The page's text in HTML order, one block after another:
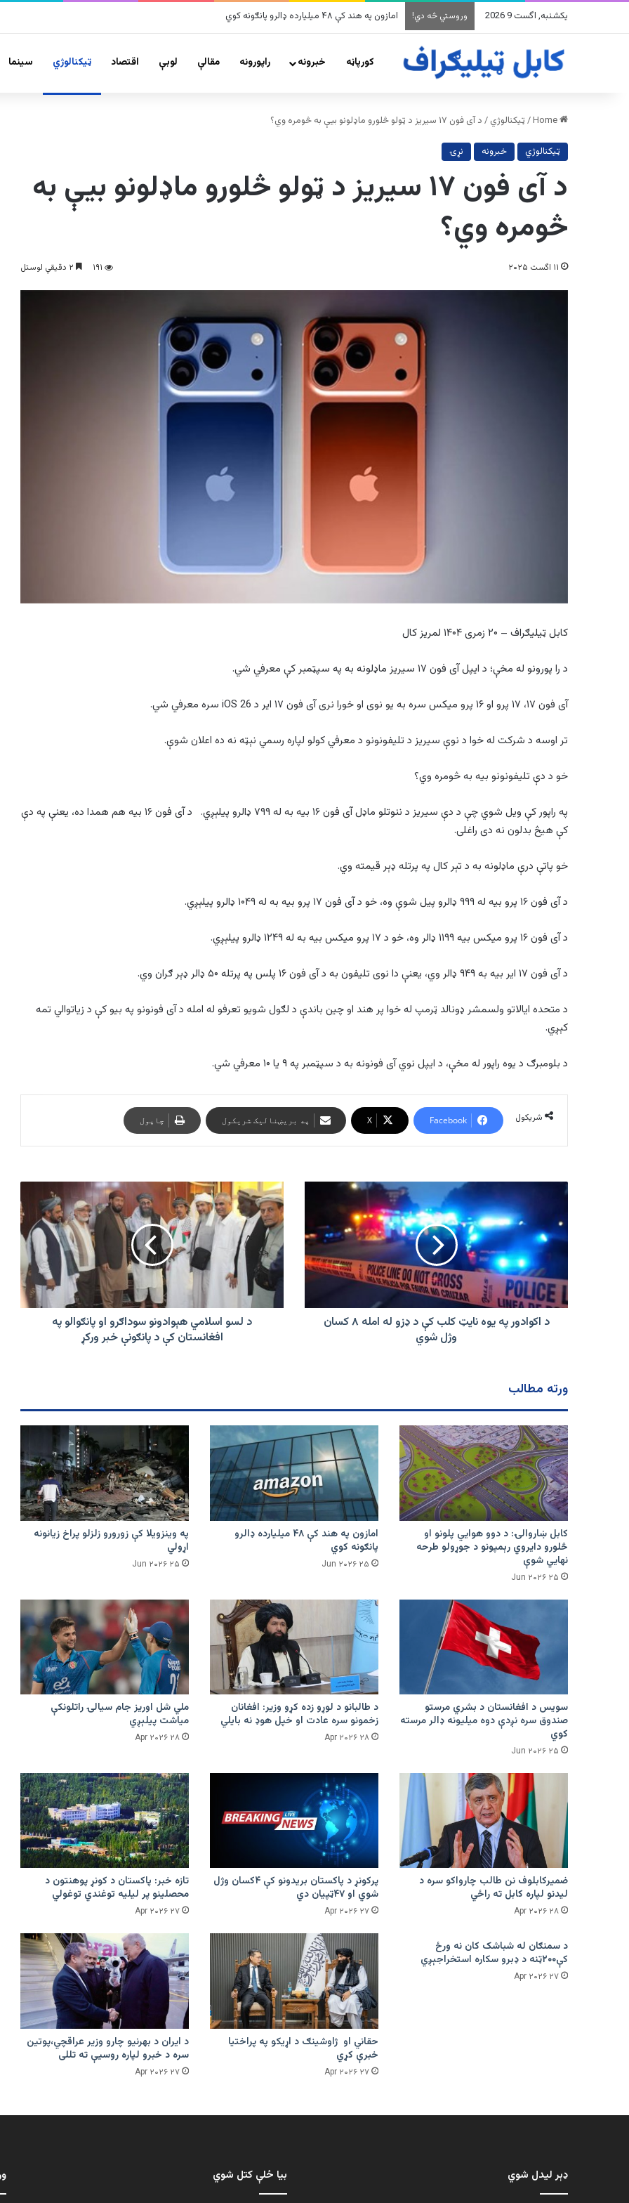
یکشنبه, اگست 9 2026 وروستي څه دي! په وینزویلا کې زورورو زلزلو پراخ زیانونه اړولي
کورپاڼه خبرونه راپورونه مقالې لوبې اقتصاد ټیکنالوژي سينما
/ ټیکنالوژي / د آی فون ۱۷ سیریز د ټولو څلورو ماډلونو بیې به څومره وي؟
ټیکنالوژي خبرونه نړۍ
د آی فون ۱۷ سیریز د ټولو څلورو ماډلونو بیې به
څومره وي؟
۱۱ اگست ۲۰۲۵ ۱۹۱
کابل ټیلیګراف – ۲۰ زمری ۱۴۰۴ لمریز کال
د را پورونو له مخې؛ د ایپل آی فون ۱۷ سیریز ماډلونه به په سپټمبر کې معرفي شي.
آی فون ۱۷، ۱۷ پرو او ۱۶ پرو میکس سره به یو نوی او خورا نری آی فون ۱۷ ایر د iOS 26 سره معرفي شي.
تر اوسه د شرکت له خوا د نوې سیریز د تلیفونونو د معرفي کولو لپاره رسمي نېټه نه ده اعلان شوې.
خو د دې تلیفونونو بیه به څومره وي؟
په راپور کې ویل شوي چې د دې سیریز د ننوتلو ماډل آی فون ۱۶ بیه به له ۷۹۹ ډالرو پیلېږي. د آی فون ۱۶ بیه هم همدا ده، یعنې په دې
کې هیڅ بدلون نه دی راغلی.
خو پاتې درې ماډلونه به د تېر کال په پرتله ډېر قیمته وي.
د آی فون ۱۶ پرو بیه له ۹۹۹ ډالرو پیل شوې وه، خو د آی فون ۱۷ پرو بیه به له ۱۰۴۹ ډالرو پیلېږي.
د آی فون ۱۶ پرو میکس بیه ۱۱۹۹ ډالر وه، خو د ۱۷ پرو میکس بیه به له ۱۲۴۹ ډالرو پیلېږي.
د آی فون ۱۷ ایر بیه به ۹۴۹ ډالر وي، یعنې دا نوی تلیفون به د آی فون ۱۶ پلس په پرتله ۵۰ ډالر ډېر ګران وي.
د متحده ایالاتو ولسمشر ډونالد ټرمپ له خوا پر هند او چین باندې د لګول شويو تعرفو له امله د آی فونونو په بیو کې د زیاتوالي تمه
کېږي.
د بلومبرګ د یوه راپور له مخې، د ایپل نوي آی فونونه به د سپټمبر په ۹ یا ۱۰ معرفي شي.
شریکول Facebook
X په بریښنالیک شریکول چاپول
د
په
یوه
نایټ
کلب
کې
ډزو
شوي
د اکوادور په یوه نایټ کلب کې د ډزو له امله ۸ کسان
وژل شوي
د
لسو
اسلامي‌
هېوادونو
سوداګرو
او
پانګوالو
افغانستان
د لسو اسلامي‌ هېوادونو سوداګرو او پانګوالو په
افغانستان کې د پانګونې خبر ورکړ
ورته مطالب
کابل ښاروالۍ: د دوو هوايي پلونو او
څلورو دایروي رېمپونو د جوړولو طرحه
نهایي شوې
۲۵ Jun ۲۰۲۶
امازون په هند کې ۴۸ میلیارده ډالرو
پانګونه کوي
۲۵ Jun ۲۰۲۶
په وینزویلا کې زورورو زلزلو پراخ زیانونه
اړولي
۲۵ Jun ۲۰۲۶
سویس د افغانستان د بشري مرستو
صندوق سره نږدې دوه میلیونه ډالر مرسته
کوي
۲۵ Jun ۲۰۲۶
د طالبانو د لوړو زده کړو وزیر: افغانان
زخمونو سره عادت او خپل هوډ نه بایلي
۲۸ Apr ۲۰۲۶
ملي شل اوریز جام سیالۍ راتلونکې
میاشت پیلېږي
۲۸ Apr ۲۰۲۶
ضمیرکابلوف نن طالب چارواکو سره د
لیدنو لپاره کابل ته راځي
۲۸ Apr ۲۰۲۶
پرکونړ د پاکستان بریدونو کې ۴کسان وژل
شوي او ۴۷ټپیان دي
۲۷ Apr ۲۰۲۶
تازه خبر: پاکستان د کونړ پوهنتون د
محصلینو پر لیلیه توغندي توغولي
۲۷ Apr ۲۰۲۶
د سمنګان له شباشک کان نه ورځ
کې۲۰۰ټنه د ډبرو سکاره استخراجېږي
۲۷ Apr ۲۰۲۶
حقاني او ژاوشینګ د اړیکو په پراختیا
خبرې کړي
۲۷ Apr ۲۰۲۶
د ایران د بهرنیو چارو وزیر عراقچي،پوتین
سره د خبرو لپاره روسیې ته تللی
۲۷ Apr ۲۰۲۶
ډېر لیدل شوي بیا ځلې کتل شوي